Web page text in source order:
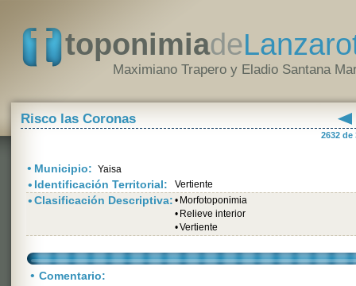
toponimiade
Maximiano Trapero y Eladio Santana
Risco las Coronas
2632 de
• Municipio: Yaisa
• Identificación Territorial: Vertiente
•Clasificación Descriptiva: • Morfotoponimia
• Relieve interior
•Vertiente
• Comentario: